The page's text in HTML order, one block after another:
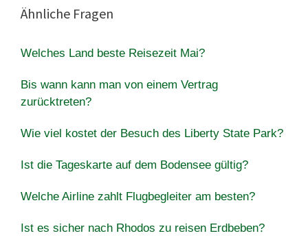
Ähnliche Fragen
Welches Land beste Reisezeit Mai?
Bis wann kann man von einem Vertrag
zurücktreten?
Wie viel kostet der Besuch des Liberty State Park?
Ist die Tageskarte auf dem Bodensee gültig?
Welche Airline zahlt Flugbegleiter am besten?
Ist es sicher nach Rhodos zu reisen Erdbeben?